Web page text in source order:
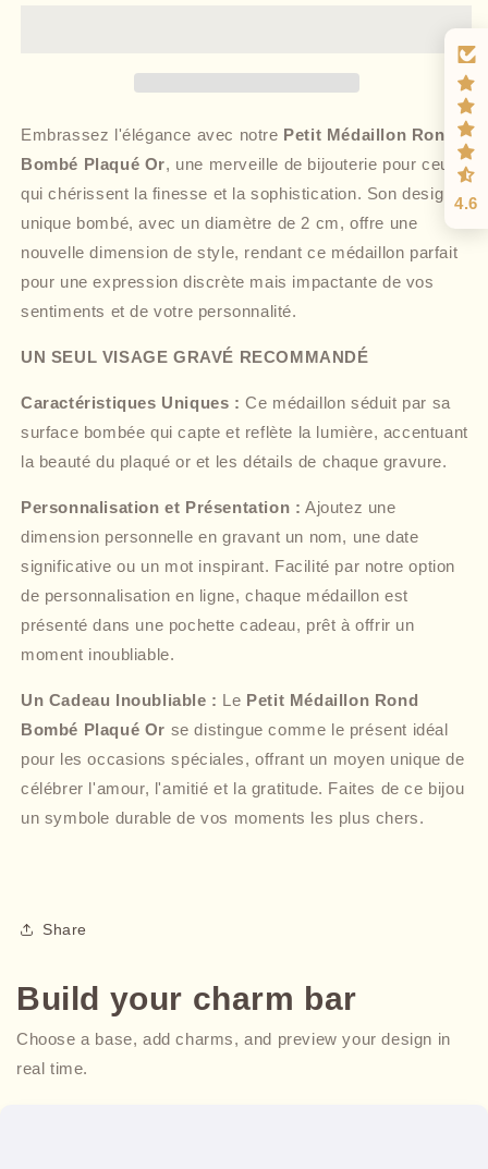
Embrassez l'élégance avec notre Petit Médaillon Rond
Bombé Plaqué Or, une merveille de bijouterie pour ceux
qui chérissent la finesse et la sophistication. Son design
unique bombé, avec un diamètre de 2 cm, offre une
nouvelle dimension de style, rendant ce médaillon parfait
pour une expression discrète mais impactante de vos
sentiments et de votre personnalité.
UN SEUL VISAGE GRAVÉ RECOMMANDÉ
Caractéristiques Uniques : Ce médaillon séduit par sa
surface bombée qui capte et reflète la lumière, accentuant
la beauté du plaqué or et les détails de chaque gravure.
Personnalisation et Présentation : Ajoutez une
dimension personnelle en gravant un nom, une date
significative ou un mot inspirant. Facilité par notre option
de personnalisation en ligne, chaque médaillon est
présenté dans une pochette cadeau, prêt à offrir un
moment inoubliable.
Un Cadeau Inoubliable : Le Petit Médaillon Rond
Bombé Plaqué Or se distingue comme le présent idéal
pour les occasions spéciales, offrant un moyen unique de
célébrer l'amour, l'amitié et la gratitude. Faites de ce bijou
un symbole durable de vos moments les plus chers.
Share
Build your charm bar
Choose a base, add charms, and preview your design in
real time.
4.6